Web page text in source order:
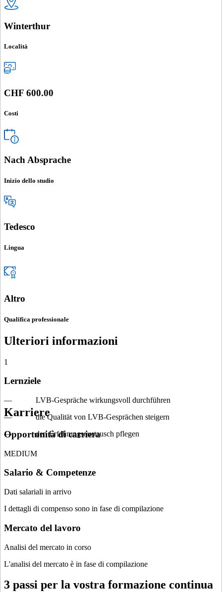
Winterthur
Località
CHF 600.00
Costi
Nach Absprache
Inizio dello studio
Tedesco
Lingua
Altro
Qualifica professionale
Ulteriori informazioni
1
Lernziele
— LVB-Gespräche wirkungsvoll durchführen
— die Qualität von LVB-Gesprächen steigern
— den Erfahrungsaustausch pflegen
Karriere
Opportunità di carriera
MEDIUM
Salario & Competenze
Dati salariali in arrivo
I dettagli di compenso sono in fase di compilazione
Mercato del lavoro
Analisi del mercato in corso
L'analisi del mercato è in fase di compilazione
3 passi per la vostra formazione continua